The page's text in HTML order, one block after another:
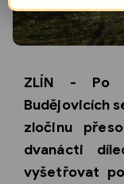
ZLÍN - Po
Budějovicích
zločinu
dvanácti
vyšetřovat